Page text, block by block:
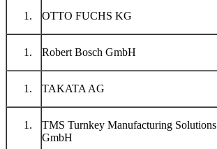
OTTO FUCHS KG
Robert Bosch GmbH
TAKATA AG
TMS Turnkey Manufacturing Solutions
GmbH